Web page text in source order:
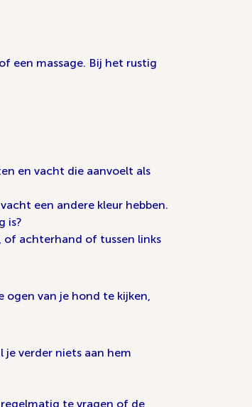
een massage. Bij het rustig
en vacht die aanvoelt als
een andere kleur hebben.
is?
of achterhand of tussen links
ogen van je hond te kijken,
verder niets aan hem
te vragen of de